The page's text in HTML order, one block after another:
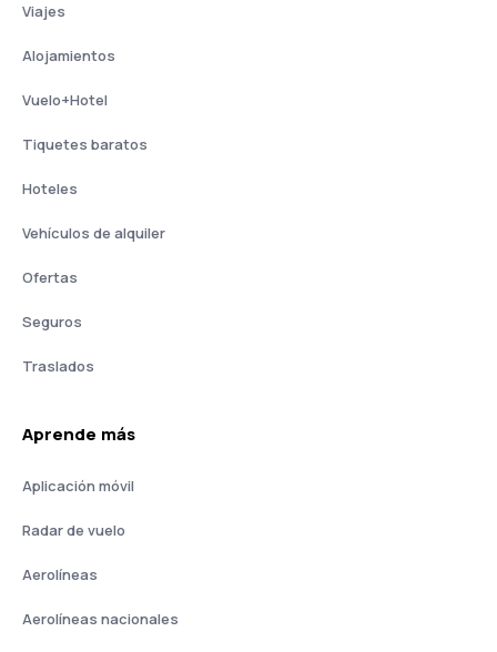
Viajes
Alojamientos
Vuelo+Hotel
Tiquetes baratos
Hoteles
Vehículos de alquiler
Ofertas
Seguros
Traslados
Aprende más
Aplicación móvil
Radar de vuelo
Aerolíneas
Aerolíneas nacionales